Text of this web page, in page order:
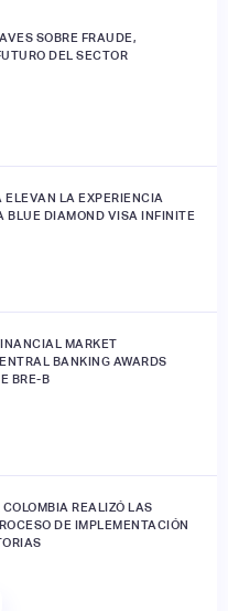
SOBRE FRAUDE,
DEL SECTOR
ELEVAN LA EXPERIENCIA
BLUE DIAMOND VISA INFINITE
MARKET
BANKING AWARDS
BRE-B
REALIZÓ LAS
DE IMPLEMENTACIÓN